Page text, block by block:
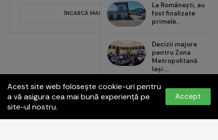
ÎNCARCĂ MAI MULTE POSTĂRI
Acest site web folosește cookie-uri pentru
a vă asigura cea mai bună experiență pe
site-ul nostru.
Accept
La Românești, au
fost finalizate
primele...
Decizii majore
pentru Zona
Metropolitană
Iași:...
Carrefour România
aduce noul val de...